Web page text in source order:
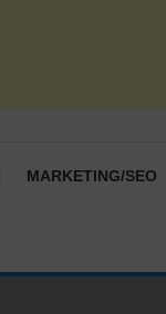
MARKETING/SEO